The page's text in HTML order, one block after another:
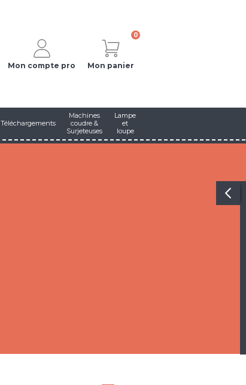
Mon compte pro
0
Mon panier
Téléchargements
Machines
coudre &
Surjeteuses
Lampe
et
loupe